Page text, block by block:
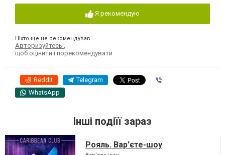
Я рекомендую
Ніхто ще не рекомендував
Авторизуйтесь
щоб оцінити і порекомендувати
Reddit Telegram
WhatsApp
Інші подіїї зараз
Рояль. Вар’єте-шоу